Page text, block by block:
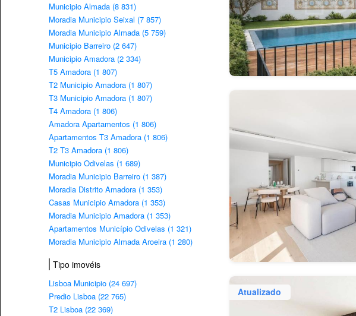
Municipio Almada (8 831)
Moradia Municipio Seixal (7 857)
Moradia Municipio Almada (5 759)
Municipio Barreiro (2 647)
Municipio Amadora (2 334)
T5 Amadora (1 807)
T2 Municipio Amadora (1 807)
T3 Municipio Amadora (1 807)
T4 Amadora (1 806)
Amadora Apartamentos (1 806)
Apartamentos T3 Amadora (1 806)
T2 T3 Amadora (1 806)
Municipio Odivelas (1 689)
Moradia Municipio Barreiro (1 387)
Moradia Distrito Amadora (1 353)
Casas Municipio Amadora (1 353)
Moradia Municipio Amadora (1 353)
Apartamentos Município Odivelas (1 321)
Moradia Municipio Almada Aroeira (1 280)
Tipo imovéis
Lisboa Municipio (24 697)
Predio Lisboa (22 765)
T2 Lisboa (22 369)
Atualizado